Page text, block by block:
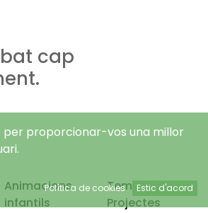
cap
Animacions
infantils
Temps Lliure
Projectes
per proporcionar-vos una millor
Política de cookies Estic d'acord